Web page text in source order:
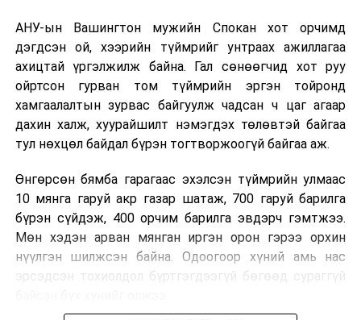
АНУ-ын Вашингтон мужийн Спокан хот орчимд
дэгдсэн ой, хээрийн түймрийг унтраах ажиллагаа
ахицтай үргэлжилж байна. Гал сөнөөгчид хот руу
ойртсон гурван том түймрийн эргэн тойронд
хамгаалалтын зурвас байгуулж чадсан ч цаг агаар
дахин халж, хуурайшилт нэмэгдэх төлөвтэй байгаа
тул нөхцөл байдал бүрэн тогтворжоогүй байгаа аж.
Өнгөрсөн бямба гарагаас эхэлсэн түймрийн улмаас
10 мянга гаруй акр газар шатаж, 700 гаруй барилга
бүрэн сүйдэж, 400 орчим барилга эвдэрч гэмтжээ.
Мөн хэдэн арван мянган иргэн орон гэрээ орхин
нүүлгэн шилжсэн байна. Одоогоор хүний амь нас
эрсэдсэн тохиолдол бүртгэгдээгүй бөгөөд сураггүй